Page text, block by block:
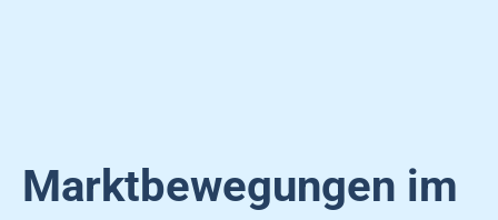
Marktbewegungen im